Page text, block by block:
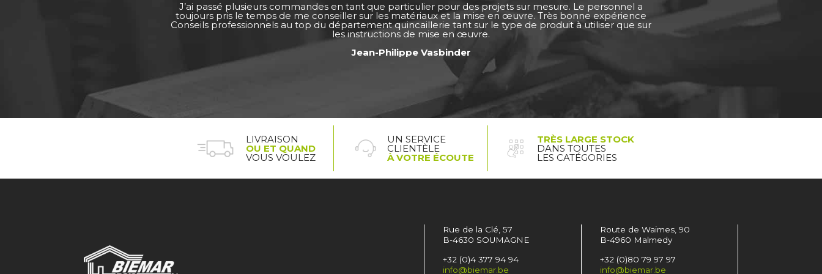
J’ai passé plusieurs commandes en tant que particulier pour des projets sur mesure. Le personnel a
toujours pris le temps de me conseiller sur les matériaux et la mise en œuvre. Très bonne expérience
Conseils professionnels au top du département quincaillerie tant sur le type de produit à utiliser que sur
les instructions de mise en œuvre.
Jean-Philippe Vasbinder
LIVRAISON
OU ET QUAND
VOUS VOULEZ
UN SERVICE
CLIENTÈLE
À VOTRE ÉCOUTE
TRÈS LARGE STOCK
DANS TOUTES
LES CATÉGORIES
Rue de la Clé, 57
B-4630 SOUMAGNE
+32 (0)4 377 94 94
info@biemar.be
Route de Waimes, 90
B-4960 Malmedy
+32 (0)80 79 97 97
info@biemar.be